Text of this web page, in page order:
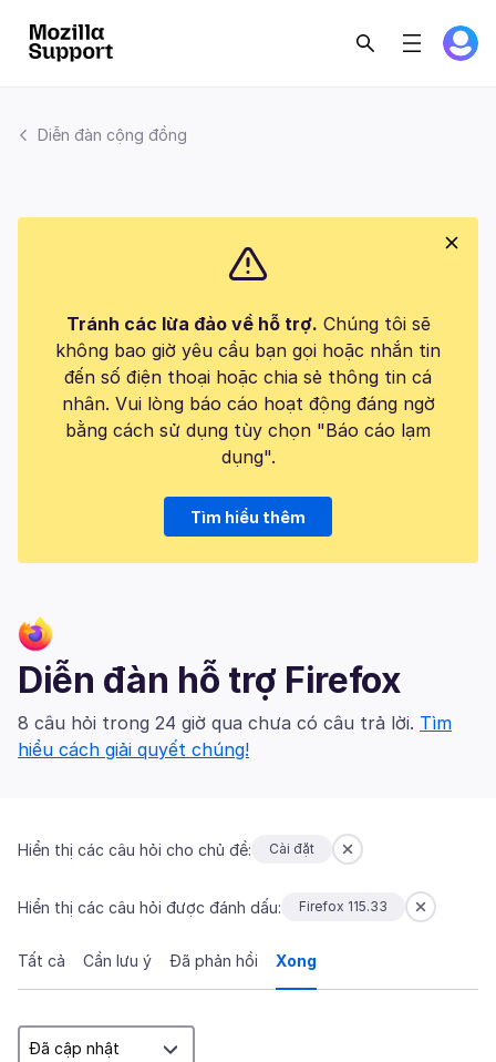
Diễn đàn cộng đồng
Tránh các lừa đảo về hỗ trợ. Chúng tôi sẽ
không bao giờ yêu cầu bạn gọi hoặc nhắn tin
đến số điện thoại hoặc chia sẻ thông tin cá
nhân. Vui lòng báo cáo hoạt động đáng ngờ
bằng cách sử dụng tùy chọn "Báo cáo lạm
dụng".
Tìm hiểu thêm
Diễn đàn hỗ trợ Firefox
8 câu hỏi trong 24 giờ qua chưa có câu trả lời. Tìm
hiểu cách giải quyết chúng!
Hiển thị các câu hỏi cho chủ đề: Cài đặt
Hiển thị các câu hỏi được đánh dấu: Firefox 115.33
Tất cả Cần lưu ý Đã phản hồi Xong